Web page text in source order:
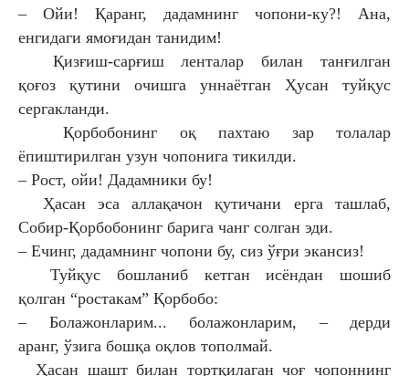
– Ойи! Қаранг, дадамнинг чопони-ку?! Ана,
енгидаги ямоғидан танидим!
Қизғиш-сарғиш ленталар билан танғилган
қоғоз қутини очишга уннаётган Ҳусан туйқус
сергакланди.
Қорбобонинг оқ пахтаю зар толалар
ёпиштирилган узун чопонига тикилди.
– Рост, ойи! Дадамники бу!
Ҳасан эса аллақачон қутичани ерга ташлаб,
Собир-Қорбобонинг барига чанг солган эди.
– Ечинг, дадамнинг чопони бу, сиз ўғри экансиз!
Туйқус бошланиб кетган исёндан шошиб
қолган “ростакам” Қорбобо:
– Болажонларим... болажонларим, – дерди
аранг, ўзига бошқа оқлов тополмай.
Ҳасан шашт билан тортқилаган чоғ чопоннинг